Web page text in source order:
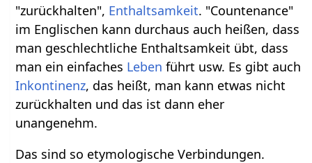
"zurückhalten", Enthaltsamkeit. "Countenance"
im Englischen kann durchaus auch heißen, dass
man geschlechtliche Enthaltsamkeit übt, dass
man ein einfaches Leben führt usw. Es gibt auch
Inkontinenz, das heißt, man kann etwas nicht
zurückhalten und das ist dann eher
unangenehm.
Das sind so etymologische Verbindungen.